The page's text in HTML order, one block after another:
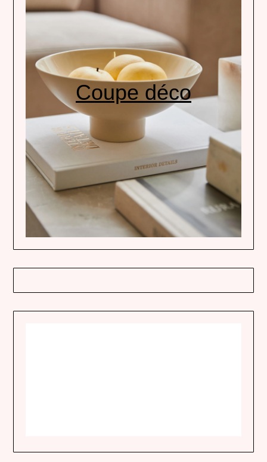
Coupe déco